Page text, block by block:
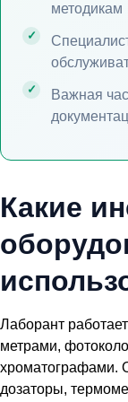
методикам
Важная
Какие
Лаборант
метрами,
хроматографами.
дозаторы,